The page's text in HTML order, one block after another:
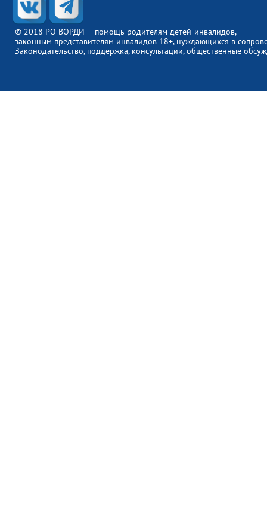
© 2018 РО ВОРДИ — помощь родителям детей-инвалидов,
законным представителям инвалидов 18+, нуждающихся в
Законодательство, поддержка, консультации, общественные